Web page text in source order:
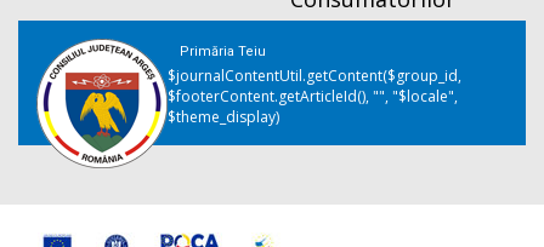
Primăria Teiu
$journalContentUtil.getContent($group_id,
$footerContent.getArticleId(), "", "$locale",
$theme_display)